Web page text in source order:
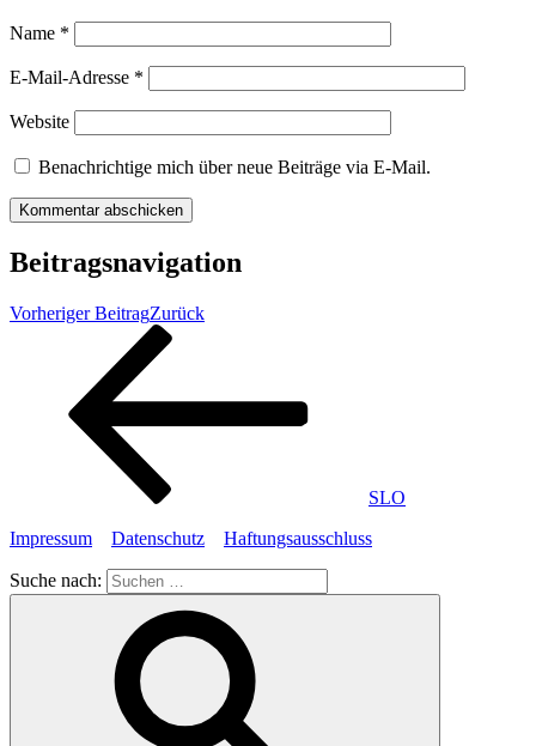
Name *
E-Mail-Adresse *
Website
Benachrichtige mich über neue Beiträge via E-Mail.
Beitragsnavigation
Vorheriger BeitragZurück
SLO
Impressum
Datenschutz Haftungsausschluss
Suche nach: